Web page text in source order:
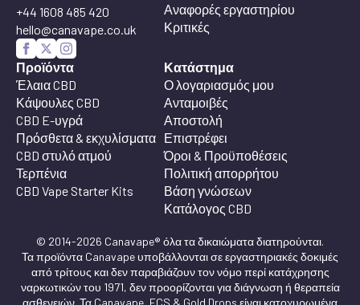
+44 1608 485 420
hello@canavape.co.uk
Αναφορές εργαστηρίου
Κριτικές
Προϊόντα
Έλαια CBD
Κάψουλες CBD
CBD E-υγρά
Πρόσθετα & εκχυλίσματα
CBD στυλό ατμού
Τερπένια
CBD Vape Starter Kits
Κατάστημα
Ο λογαριασμός μου
Ανταμοιβές
Αποστολή
Επιστρέφει
Όροι & Προϋποθέσεις
Πολιτική απορρήτου
Βάση γνώσεων
Κατάλογος CBD
© 2014-2026 Canavape® όλα τα δικαιώματα διατηρούνται.
Τα προϊόντα Canavape υποβάλλονται σε εργαστηριακές δοκιμές
από τρίτους και δεν παραβιάζουν τον νόμο περί κατάχρησης
ναρκωτικών του 1971, δεν προορίζονται για διάγνωση ή θεραπεία
ασθενειών. Τα Canavape, ECS & Gold Drops είναι κατοχυρωμένα